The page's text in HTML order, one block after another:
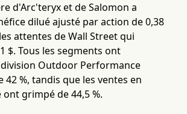
d'Arc'teryx et de Salomon a
dilué ajusté par action de 0,38
attentes de Wall Street qui
$. Tous les segments ont
Outdoor Performance
42 %, tandis que les ventes en
ont grimpé de 44,5 %.